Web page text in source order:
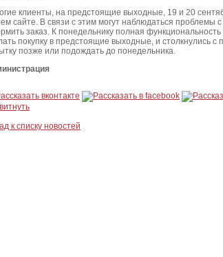
клиенты, на предстоящие выходные, 19 и 20
сайте. В связи с этим могут наблюдаться проблемы
заказ. К понедельнику полная
покупку в предстоящие выходные, и столкнулись
позже или подождать до понедельника.
к списку новостей